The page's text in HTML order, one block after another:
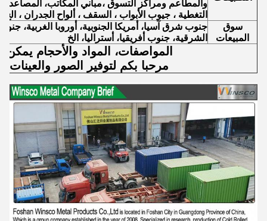
والمطاعم ومراكز التسوق ،مباني المكاتب، المصاعد
التغطية ، جيوب الأبواب ، السقف ، ألواح الجدران ، الخ.
سوق
المبيعات
جنوب شرق آسيا، أمريكا الجنوبية، أوروبا الغربية،
الشرقية، جنوب أفريقيا، أستراليا، الخ
المواصفات، المواد والأحجام
مرحبا بكم لتوفير الصور والعينات